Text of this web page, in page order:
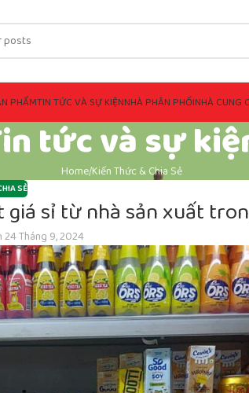
PHẨMTIN TỨC VÀ SỰ KIỆNNHÀ PHÂN PHỐINHÀ CUNG
tức và sự
HomeKiến Thức & Chia Sẻ
SẺ
sỉ từ nhà sản xuất
24 Tháng 9, 2024